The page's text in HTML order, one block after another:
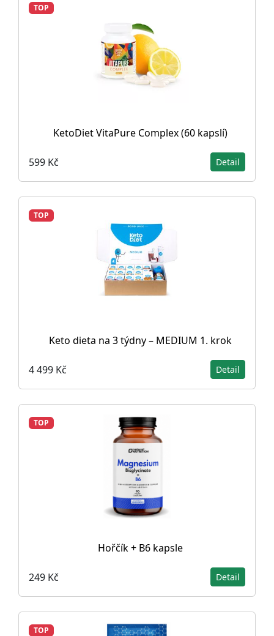
TOP
KetoDiet VitaPure Complex (60 kapslí)
599 Kč Detail
TOP
Keto dieta na 3 týdny – MEDIUM 1. krok
4 499 Kč Detail
TOP
Hořčík + B6 kapsle
249 Kč Detail
TOP